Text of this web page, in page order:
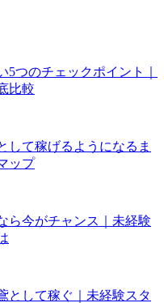
つのチェックポイント｜
比較
して稼げるようになるま
ップ
ら今がチャンス｜未経験
として稼ぐ｜未経験スタ